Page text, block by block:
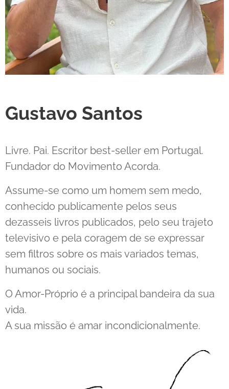
Gustavo Santos
Livre. Pai. Escritor best-seller em Portugal.
Fundador do Movimento Acorda.
Assume-se como um homem sem medo,
conhecido publicamente pelos seus
dezasseis livros publicados, pelo seu trajeto
televisivo e pela coragem de se expressar
sem filtros sobre os mais variados temas,
humanos ou sociais.
O Amor-Próprio é a principal bandeira da sua
vida.
A sua missão é amar incondicionalmente.